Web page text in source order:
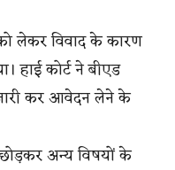
लेकर विवाद के कारण
हाई कोर्ट ने बीएड
कर आवेदन लेने के
अन्य विषयों के